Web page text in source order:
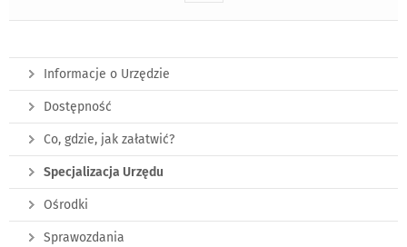
Informacje o Urzędzie
Dostępność
Co, gdzie, jak załatwić?
Specjalizacja Urzędu
Ośrodki
Sprawozdania